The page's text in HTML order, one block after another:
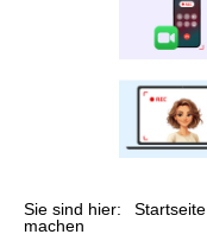
Sie sind hier: Startseite
machen